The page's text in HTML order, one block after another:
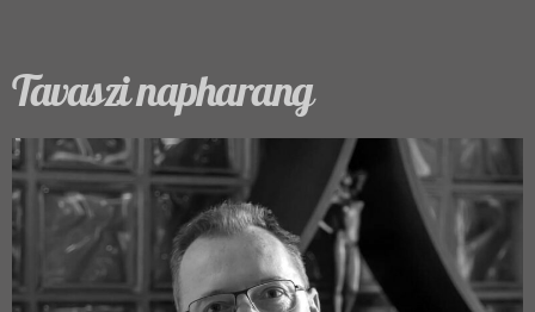
Tavaszi napharang